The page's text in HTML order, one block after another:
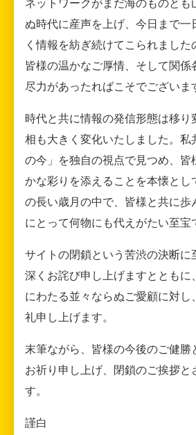
ネットワークがまだ海のものとも
ぬ時代に産声を上げ、今日まで一
く情報を紡ぎ続けてこられまし
皆様の温かなご厚情、そして関係
尽力があったればこそでございま
時代と共に情報の発信形態は移り
相も大きく変化いたしました。私
の今」を独自の視点で見つめ、皆
かな彩りを添えることを本懐とし
の長い歳月の中で、皆様と共に歩
にとって何物にも代えがたい至宝
サイトの閉鎖という苦渋の決断に
深くお詫び申し上げますとともに
にわたる並々ならぬご愛顧に対し
礼申し上げます。
末筆ながら、皆様の今後のご健勝
お祈り申し上げ、閉鎖のご挨拶と
す。
謹白